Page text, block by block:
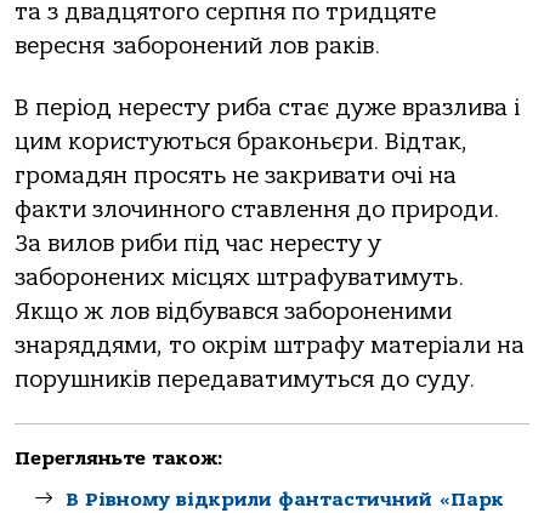
та з двадцятого серпня по тридцяте
вересня заборонений лов раків.
В період нересту риба стає дуже вразлива і
цим користуються браконьєри. Відтак,
громадян просять не закривати очі на
факти злочинного ставлення до природи.
За вилов риби під час нересту у
заборонених місцях штрафуватимуть.
Якщо ж лов відбувався забороненими
знаряддями, то окрім штрафу матеріали на
порушників передаватимуться до суду.
Перегляньте також:
В Рівному відкрили фантастичний «Парк